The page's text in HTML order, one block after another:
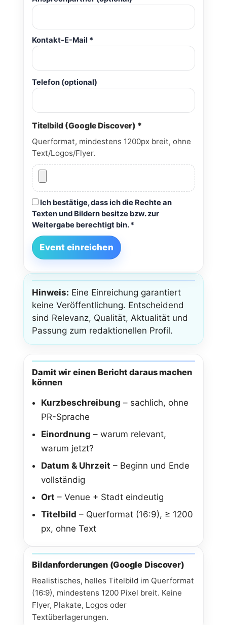
Kontakt-E-Mail *
Telefon (optional)
Titelbild (Google Discover) *
Querformat, mindestens 1200px breit, ohne
Text/Logos/Flyer.
Ich bestätige, dass ich die Rechte an
Texten und Bildern besitze bzw. zur
Weitergabe berechtigt bin. *
Event einreichen
Hinweis: Eine Einreichung garantiert
keine Veröffentlichung. Entscheidend
sind Relevanz, Qualität, Aktualität und
Passung zum redaktionellen Profil.
Damit wir einen Bericht daraus machen
können
Kurzbeschreibung – sachlich, ohne
PR-Sprache
Einordnung – warum relevant,
warum jetzt?
Datum & Uhrzeit – Beginn und Ende
vollständig
Ort – Venue + Stadt eindeutig
Titelbild – Querformat (16:9), ≥ 1200
px, ohne Text
Bildanforderungen (Google Discover)
Realistisches, helles Titelbild im Querformat
(16:9), mindestens 1200 Pixel breit. Keine
Flyer, Plakate, Logos oder
Textüberlagerungen.